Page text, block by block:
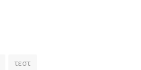
τεστ